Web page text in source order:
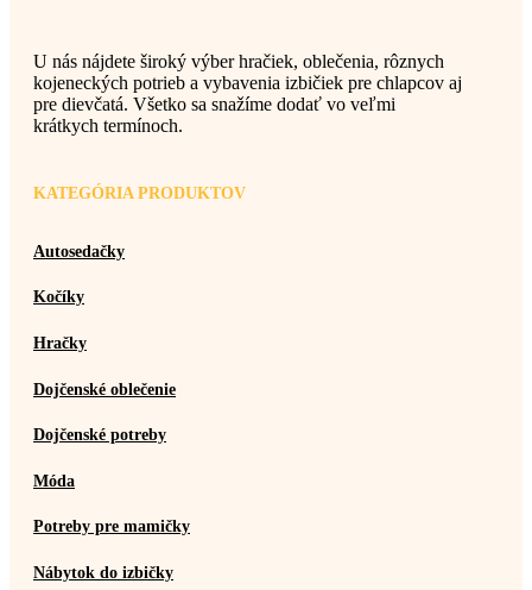
U nás nájdete široký výber hračiek, oblečenia, rôznych
kojeneckých potrieb a vybavenia izbičiek pre chlapcov aj
pre dievčatá. Všetko sa snažíme dodať vo veľmi
krátkych termínoch.
KATEGÓRIA PRODUKTOV
Autosedačky
Kočíky
Hračky
Dojčenské oblečenie
Dojčenské potreby
Móda
Potreby pre mamičky
Nábytok do izbičky